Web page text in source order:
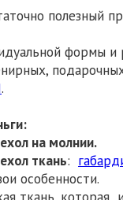
полезный
формы и
.
на молнии.
ткань:
особенности.